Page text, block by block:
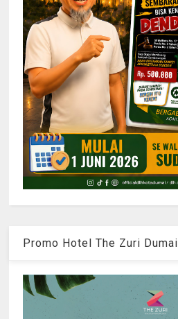
Promo Hotel The Zuri Dumai